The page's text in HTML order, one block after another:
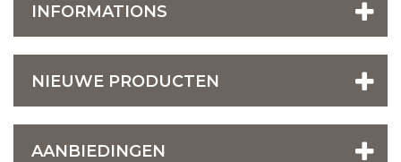
INFORMATIONS
NIEUWE PRODUCTEN
AANBIEDINGEN